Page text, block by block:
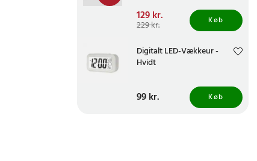
Nuværende pris:
129 kr.Tidligere pris :229 kr.
129 kr.
229 kr. Køb
Digitalt LED-Vækkeur -
Hvidt
Pris:99 kr.
99 kr. Køb